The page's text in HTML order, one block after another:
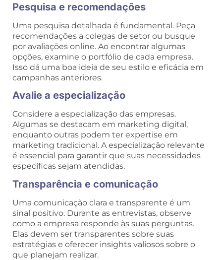
Pesquisa e recomendações
Uma pesquisa detalhada é fundamental. Peça
recomendações a colegas de setor ou busque
por avaliações online. Ao encontrar algumas
opções, examine o portfólio de cada empresa.
Isso dá uma boa ideia de seu estilo e eficácia em
campanhas anteriores.
Avalie a especialização
Considere a especialização das empresas.
Algumas se destacam em marketing digital,
enquanto outras podem ter expertise em
marketing tradicional. A especialização relevante
é essencial para garantir que suas necessidades
específicas sejam atendidas.
Transparência e comunicação
Uma comunicação clara e transparente é um
sinal positivo. Durante as entrevistas, observe
como a empresa responde às suas perguntas.
Elas devem ser transparentes sobre suas
estratégias e oferecer insights valiosos sobre o
que planejam realizar.